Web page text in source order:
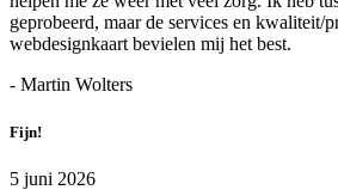
geprobeerd, maar de services en kwaliteit/
webdesignkaart bevielen mij het best.
- Martin Wolters
Fijn!
5 juni 2026